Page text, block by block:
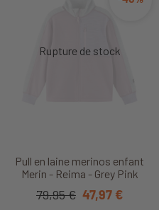
Pull en laine merinos enfant
Merin - Reima - Grey Pink
79,95 € 47,97 €